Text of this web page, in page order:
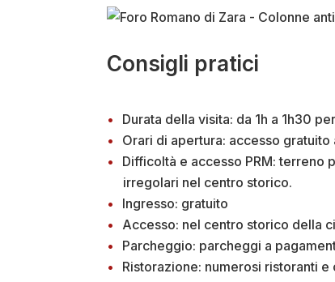
Consigli pratici
Durata della visita: da 1h a 1h30
Orari di apertura: accesso gratuito
Difficoltà e accesso PRM: terreno
irregolari nel centro storico.
Ingresso: gratuito
Accesso: nel centro storico della
Parcheggio: parcheggi a
Ristorazione: numerosi ristoranti